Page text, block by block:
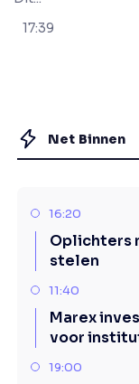
17:39
Net Binnen
16:20
Oplichters
stelen
11:40
Marex
voor
19:00